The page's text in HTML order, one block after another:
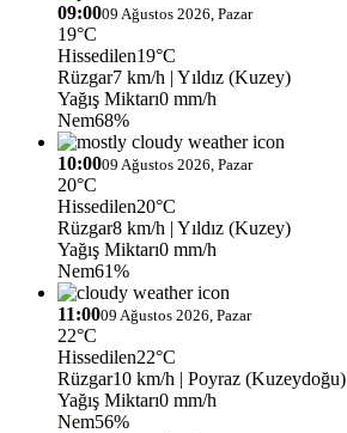
09:0009 Ağustos 2026, Pazar
19°C
Hissedilen19°C
Rüzgar7 km/h | Yıldız (Kuzey)
Yağış Miktarı0 mm/h
Nem68%
10:0009 Ağustos 2026, Pazar
20°C
Hissedilen20°C
Rüzgar8 km/h | Yıldız (Kuzey)
Yağış Miktarı0 mm/h
Nem61%
11:0009 Ağustos 2026, Pazar
22°C
Hissedilen22°C
Rüzgar10 km/h | Poyraz (Kuzeydoğu)
Yağış Miktarı0 mm/h
Nem56%